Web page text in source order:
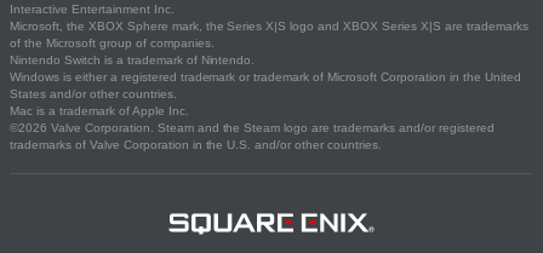
Interactive Entertainment Inc.
Microsoft, the XBOX Sphere mark, the Series X|S logo and XBOX Series X|S are trademarks
of the Microsoft group of companies.
Nintendo Switch is a trademark of Nintendo.
Windows is either a registered trademark or trademark of Microsoft Corporation in the United
States and/or other countries.
Mac is a trademark of Apple Inc.
©2026 Valve Corporation. Steam and the Steam logo are trademarks and/or registered
trademarks of Valve Corporation in the U.S. and/or other countries.